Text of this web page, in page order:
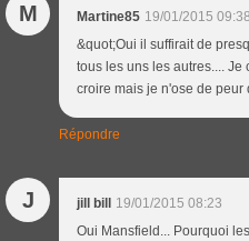
M Martine85 19/01/2015 09:38
&quot;Oui il suffirait de
tous les uns les autres....
croire mais je n'ose de
Répondre
J jill bill
19/01/2015 08:23
Oui Mansfield... Pourquoi